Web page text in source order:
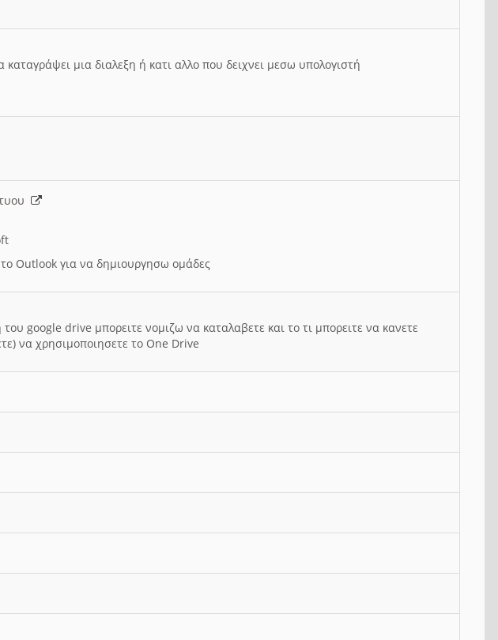
μια διαλεξη ή κατι αλλο που δειχνει μεσω υπολογιστή
Outlook για να δημιουργησω ομάδες
google drive μπορειτε νομιζω να καταλαβετε και το τι μπορειτε να κανετε
να χρησιμοποιησετε το One Drive